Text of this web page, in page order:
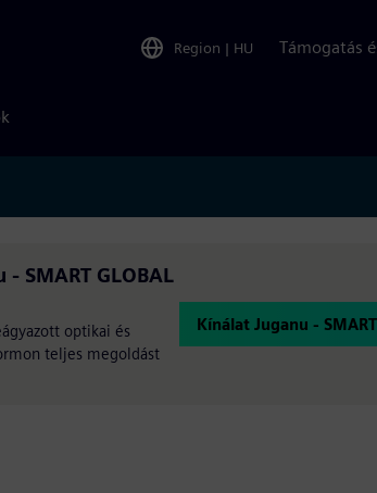
Region | HU Támogatás
GLOBAL
optikai és
teljes megoldást
Kínálat Juganu -